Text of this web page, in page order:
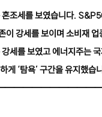
조세를 보였습니다.
이 강세를 보이며 소비재
세를 보였고 에너지주는
게 ‘탐욕’ 구간을 유지했습